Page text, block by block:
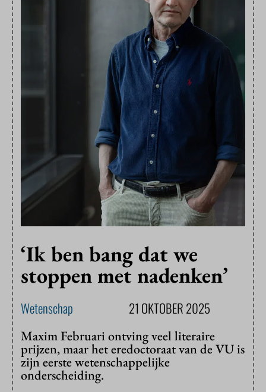
‘Ik ben bang dat we
stoppen met nadenken’
Wetenschap 21 OKTOBER 2025
Maxim Februari ontving veel literaire
prijzen, maar het eredoctoraat van de VU is
zijn eerste wetenschappelijke
onderscheiding.